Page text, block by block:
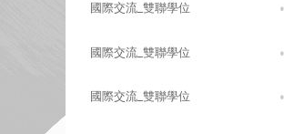
國際交流_雙聯學位
國際交流_雙聯學位
國際交流_雙聯學位